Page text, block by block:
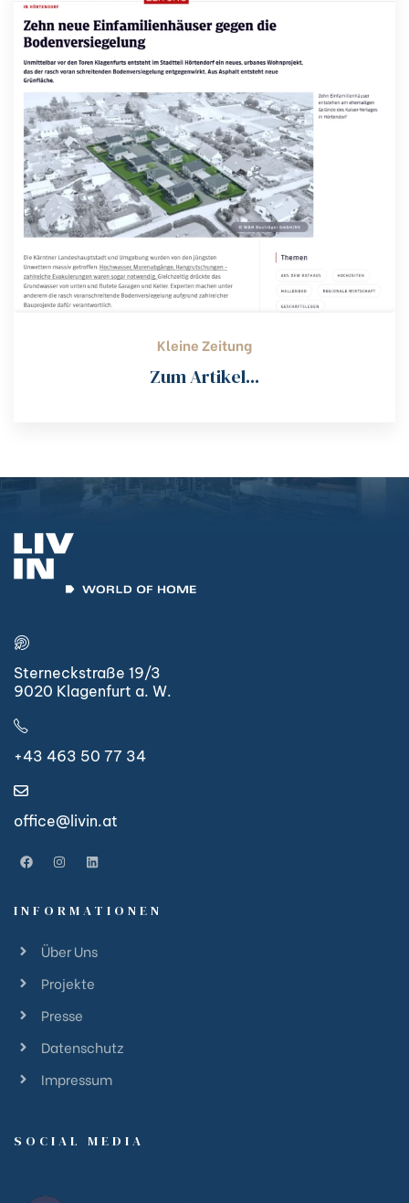
Kleine Zeitung
Zum Artikel...
Sterneckstraße 19/3
9020 Klagenfurt a. W.
+43 463 50 77 34
office@livin.at
INFORMATIONEN
Über Uns
Projekte
Presse
Datenschutz
Impressum
SOCIAL MEDIA